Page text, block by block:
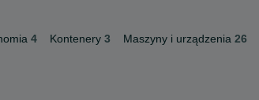
4 Kontenery 3 Maszyny i urządzenia 26